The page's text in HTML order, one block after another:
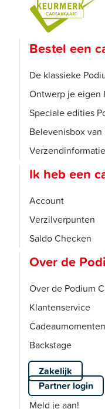
Bestel een
De klassieke
Ontwerp je eigen
Speciale edities
Belevenisbox
Verzendinformatie
Ik heb een
Account
Verzilverpunten
Saldo Checken
Over de
Over de Podium
Klantenservice
Cadeaumomenten
Backstage
Zakelijk
Partner login
Meld je aan!